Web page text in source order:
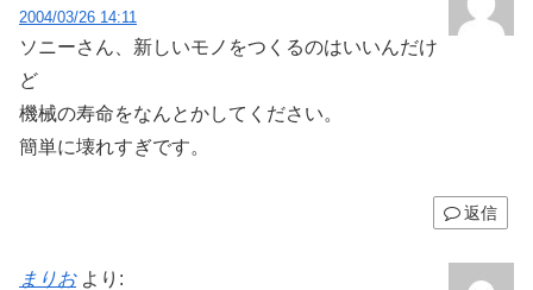
2004/03/26 14:11
ソニーさん、新しいモノをつくるのはいいんだけ
ど
機械の寿命をなんとかしてください。
簡単に壊れすぎです。
返信
まりお より: